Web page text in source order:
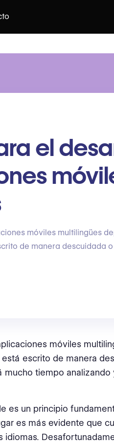
el
móviles multilingües
de manera descuidada
móviles
escrito de manera
mucho tiempo analizando
es un principio
es más evidente que
idiomas.